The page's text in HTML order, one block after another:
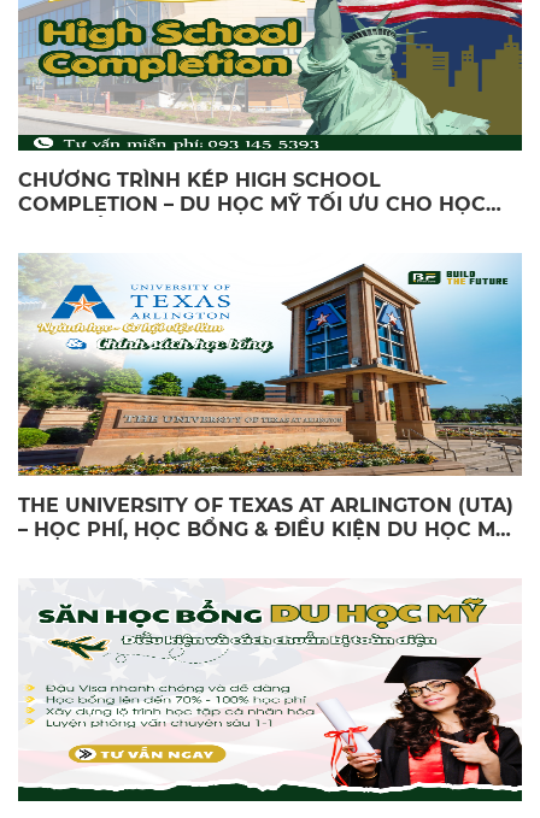
CHƯƠNG TRÌNH KÉP HIGH SCHOOL
COMPLETION – DU HỌC MỸ TỐI ƯU CHO HỌC
THE UNIVERSITY OF TEXAS AT ARLINGTON (UTA)
– HỌC PHÍ, HỌC BỔNG & ĐIỀU KIỆN DU HỌC MỸ